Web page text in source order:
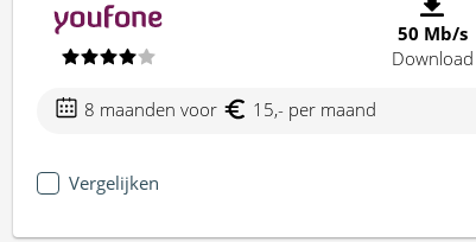
50 Mb/s
Download
8 maanden voor 15,- per maand
Vergelijken